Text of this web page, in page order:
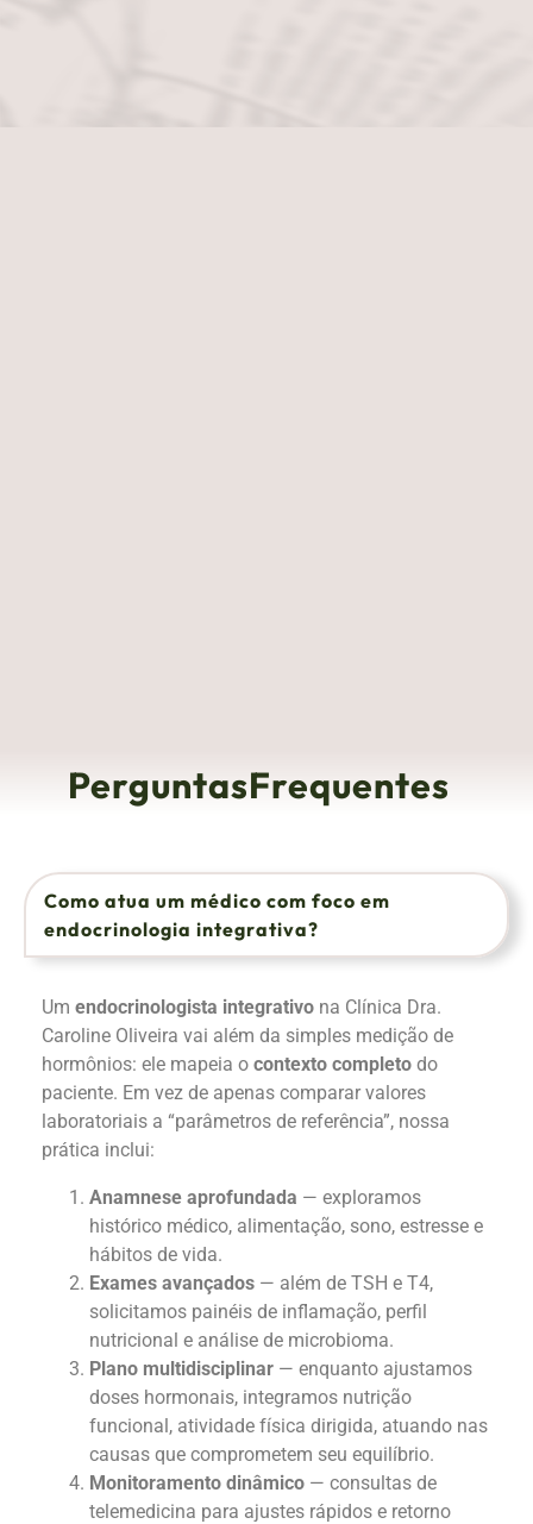
PerguntasFrequentes
Como atua um médico com foco em
endocrinologia integrativa?
Um endocrinologista integrativo na Clínica Dra.
Caroline Oliveira vai além da simples medição de
hormônios: ele mapeia o contexto completo do
paciente. Em vez de apenas comparar valores
laboratoriais a “parâmetros de referência”, nossa
prática inclui:
Anamnese aprofundada — exploramos
histórico médico, alimentação, sono, estresse e
hábitos de vida.
Exames avançados — além de TSH e T4,
solicitamos painéis de inflamação, perfil
nutricional e análise de microbioma.
Plano multidisciplinar — enquanto ajustamos
doses hormonais, integramos nutrição
funcional, atividade física dirigida, atuando nas
causas que comprometem seu equilíbrio.
Monitoramento dinâmico — consultas de
telemedicina para ajustes rápidos e retorno